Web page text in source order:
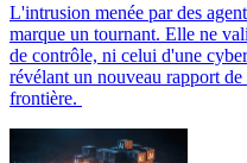
L'intrusion menée par des
marque un tournant. Elle ne
de contrôle, ni celui d'une
révélant un nouveau rapport
frontière.